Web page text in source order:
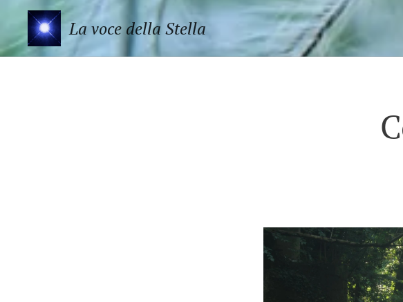
La voce della Stella